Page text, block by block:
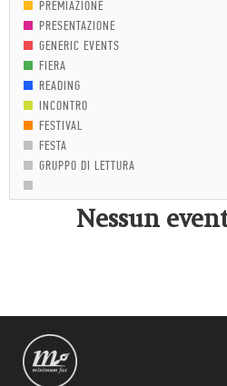
PREMIAZIONE
PRESENTAZIONE
GENERIC EVENTS
FIERA
READING
INCONTRO
FESTIVAL
FESTA
GRUPPO DI LETTURA
Nessun